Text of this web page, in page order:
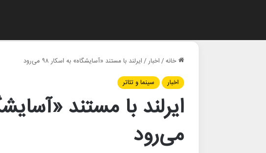
خانه/اخبار/ایرلند با مستند «آسایشگاه» به اسکار ۹۸ می‌رود
اخبار
سینما و تئاتر
می‌رود